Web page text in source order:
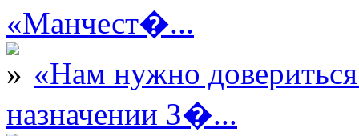
«Манчест�...
«Нам нужно
назначении З�...